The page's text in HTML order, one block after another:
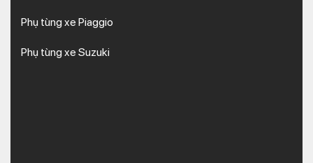
Phụ tùng xe Piaggio
Phụ tùng xe Suzuki